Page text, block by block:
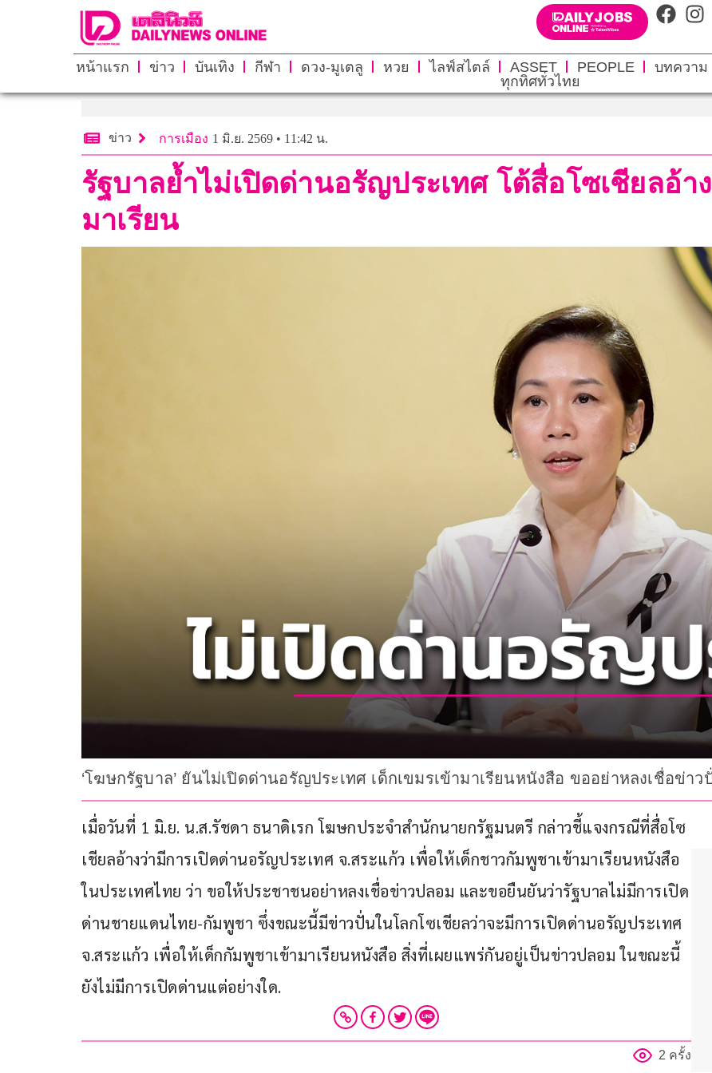
หน้าแรก ข่าว บันเทิง กีฬา ดวง-มูเตลู หวย ไลฟ์สไตล์ ASSET PEOPLE บทความ
ทุกทิศทั่วไทย
ข่าว การเมือง 1 มิ.ย. 2569 • 11:42 น.
รัฐบาลย้ำไม่เปิดด่านอรัญประเทศ โต้สื่อโซเชียลอ้า
มาเรียน
‘โฆษกรัฐบาล’ ยันไม่เปิดด่านอรัญประเทศ เด็กเขมรเข้ามาเรียนหนังสือ ขออย่าหลงเชื่อข่าว
เมื่อวันที่ 1 มิ.ย. น.ส.รัชดา ธนาดิเรก โฆษกประจำสำนักนายกรัฐมนตรี กล่าวชี้แจงกรณีที่สื่อโซ
เชียลอ้างว่ามีการเปิดด่านอรัญประเทศ จ.สระแก้ว เพื่อให้เด็กชาวกัมพูชาเข้ามาเรียนหนังสือ
ในประเทศไทย ว่า ขอให้ประชาชนอย่าหลงเชื่อข่าวปลอม และขอยืนยันว่ารัฐบาลไม่มีการเปิด
ด่านชายแดนไทย-กัมพูชา ซึ่งขณะนี้มีข่าวปั่นในโลกโซเชียลว่าจะมีการเปิดด่านอรัญประเทศ
จ.สระแก้ว เพื่อให้เด็กกัมพูชาเข้ามาเรียนหนังสือ สิ่งที่เผยแพร่กันอยู่เป็นข่าวปลอม ในขณะนี้
ยังไม่มีการเปิดด่านแต่อย่างใด.
2 ครั้ง